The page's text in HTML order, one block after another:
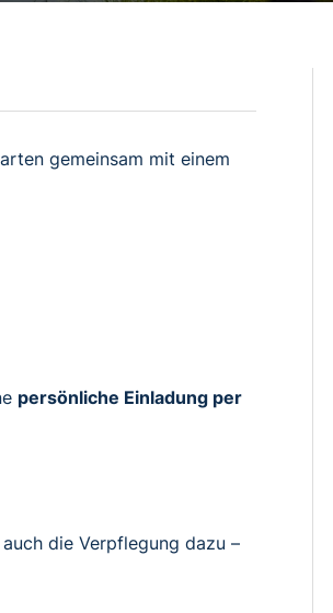
gemeinsam mit einem
persönliche Einladung per
die Verpflegung dazu –